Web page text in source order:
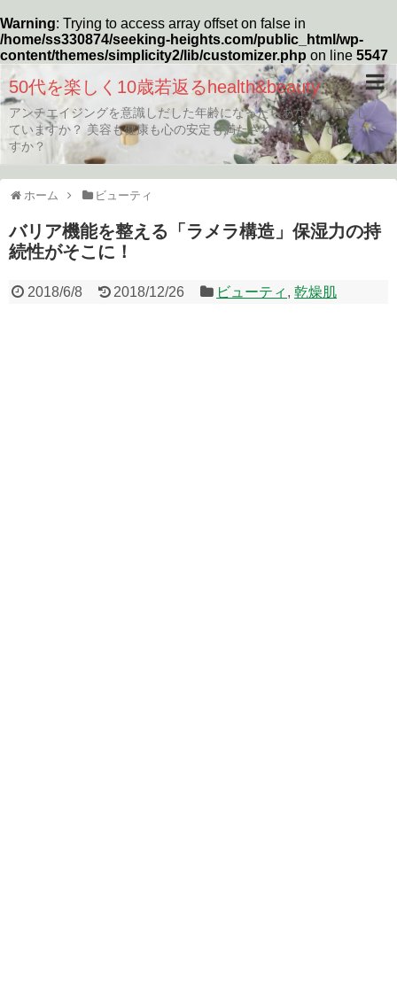
Warning: Trying to access array offset on false in
/home/ss330874/seeking-heights.com/public_html/wp-
content/themes/simplicity2/lib/customizer.php on line 5547
50代を楽しく10歳若返るhealth&beauty
アンチエイジングを意識しだした年齢になったらあなたは何をし
ていますか？ 美容も健康も心の安定も満たされた生活していま
すか？
ホーム ビューティ
バリア機能を整える「ラメラ構造」保湿力の持
続性がそこに！
2018/6/8 2018/12/26 ビューティ ,乾燥肌